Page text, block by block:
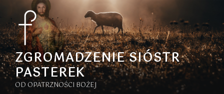
Przejdź
treści
ZGROMADZENIE SIÓSTR
PASTEREK
OD OPATRZNOŚCI BOŻEJ